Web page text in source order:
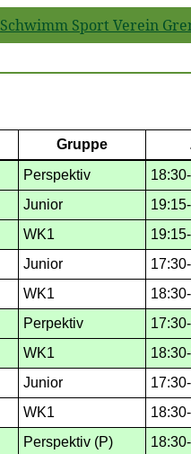
Schwimm Sport Verein
Gruppe
Perspektiv
Junior
WK1
Junior
WK1
Perpektiv
WK1
Junior
WK1
Perspektiv (P)